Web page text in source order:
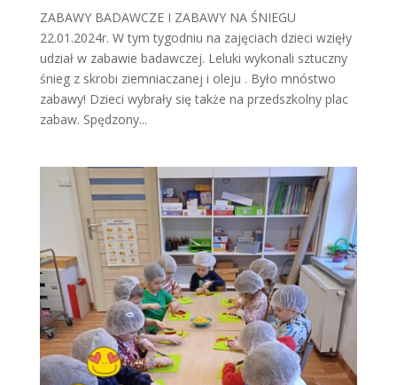
ZABAWY BADAWCZE I ZABAWY NA ŚNIEGU
22.01.2024r. W tym tygodniu na zajęciach dzieci wzięły
udział w zabawie badawczej. Leluki wykonali sztuczny
śnieg z skrobi ziemniaczanej i oleju . Było mnóstwo
zabawy! Dzieci wybrały się także na przedszkolny plac
zabaw. Spędzony...